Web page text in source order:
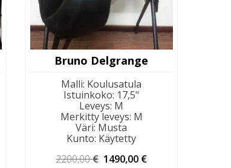
Bruno Delgrange
Malli: Koulusatula
Istuinkoko: 17,5"
Leveys: M
Merkitty leveys: M
Väri: Musta
Kunto: Käytetty
2200,00€ Alkuperäinen
1490,00 €